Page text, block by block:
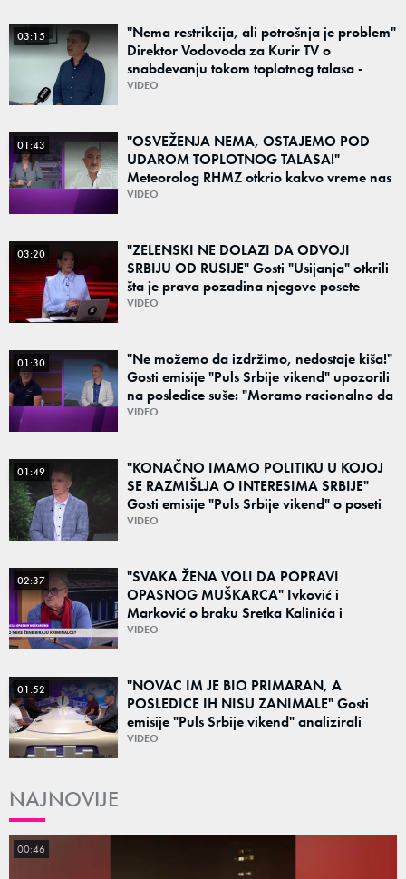
03:15
"Nema restrikcija, ali potrošnja je problem"
Direktor Vodovoda za Kurir TV o
snabdevanju tokom toplotnog talasa -
Poznato kakva je situacija sa vodom
VIDEO
01:43
"OSVEŽENJA NEMA, OSTAJEMO POD
UDAROM TOPLOTNOG TALASA!"
Meteorolog RHMZ otkrio kakvo vreme nas
čeka do kraja avgusta
VIDEO
03:20
"ZELENSKI NE DOLAZI DA ODVOJI
SRBIJU OD RUSIJE" Gosti "Usijanja" otkrili
šta je prava pozadina njegove posete
Beogradu
VIDEO
01:30
"Ne možemo da izdržimo, nedostaje kiša!"
Gosti emisije "Puls Srbije vikend" upozorili
na posledice suše: "Moramo racionalno da
koristimo resurse"
VIDEO
01:49
"KONAČNO IMAMO POLITIKU U KOJOJ
SE RAZMIŠLJA O INTERESIMA SRBIJE"
Gosti emisije "Puls Srbije vikend" o poseti
Zelenskog Beogradu: "Otvaraju se nova
VIDEO
02:37
"SVAKA ŽENA VOLI DA POPRAVI
OPASNOG MUŠKARCA" Ivković i
Marković o braku Sretka Kalinića i
fenomenu žena koje biraju kriminalce:
VIDEO
01:52
"NOVAC IM JE BIO PRIMARAN, A
POSLEDICE IH NISU ZANIMALE" Gosti
emisije "Puls Srbije vikend" analizirali
slučajeve koji su potresli Srbiju: Zločin se
VIDEO
NAJNOVIJE
00:46